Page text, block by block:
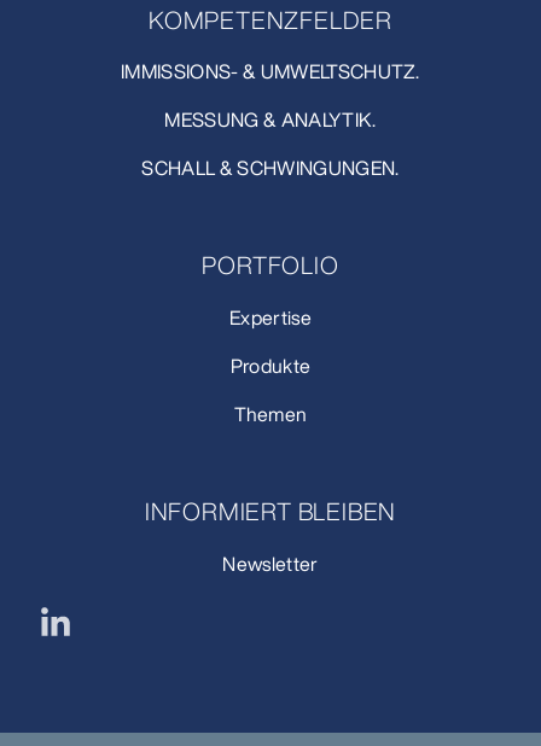
KOMPETENZFELDER
IMMISSIONS- & UMWELTSCHUTZ.
MESSUNG & ANALYTIK.
SCHALL & SCHWINGUNGEN.
PORTFOLIO
Expertise
Produkte
Themen
INFORMIERT BLEIBEN
Newsletter